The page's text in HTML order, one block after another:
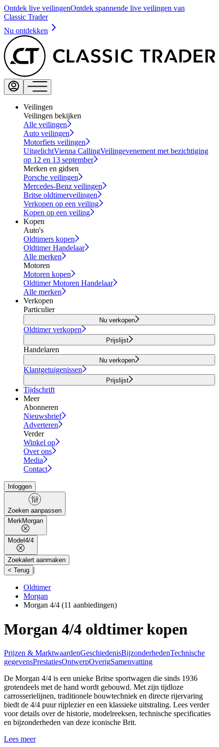
Ontdek live veilingenOntdek spannende live veilingen van
Classic Trader
Nu ontdekken
Veilingen
Veilingen bekijken
Alle veilingen
Auto veilingen
Motorfiets veilingen
UitgelichtVienna CallingVeilingevenement met bezichtiging
op 12 en 13 september
Merken en gidsen
Porsche veilingen
Mercedes-Benz veilingen
Britse oldtimerveilingen
Verkopen op een veiling
Kopen op een veiling
Kopen
Auto's
Oldtimers kopen
Oldtimer Handelaar
Alle merken
Motoren
Motoren kopen
Oldtimer Motoren Handelaar
Alle merken
Verkopen
Particulier
Nu verkopen
Oldtimer verkopen
Prijslijst
Handelaren
Nu verkopen
Klantgetuigenissen
Prijslijst
Tijdschrift
Meer
Abonneren
Nieuwsbrief
Adverteren
Verder
Winkel op
Over ons
Media
Contact
Inloggen
Zoeken aanpassen
MerkMorgan
Model 4/4
Zoekalert aanmaken
< Terug |
Oldtimer
Morgan
Morgan 4/4 (11 aanbiedingen)
Morgan 4/4 oldtimer kopen
Prijzen & MarktwaardenGeschiedenisBijzonderhedenTechnische
gegevensPrestatiesOntwerpOverigSamenvatting
De Morgan 4/4 is een unieke Britse sportwagen die sinds 1936
grotendeels met de hand wordt gebouwd. Met zijn tijdloze
carrosserielijnen, traditionele bouwtechniek en directe rijervaring
biedt de 4/4 puur rijplezier en een klassieke uitstraling. Lees verder
voor details over de historie, modelreeksen, technische specificaties
en bijzonderheden van deze iconische Brit.
Lees meer